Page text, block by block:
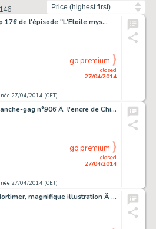
146
176 de l'épisode "L'Etoile mys…
27/04/2014 (CET)
closed
27/04/2014
go premium
Gaston, planche-gag n°906 Ã l'encre de Chine p…
27/04/2014 (CET)
closed
27/04/2014
go premium
Blake et Mortimer, magnifique illustration Ã la m…